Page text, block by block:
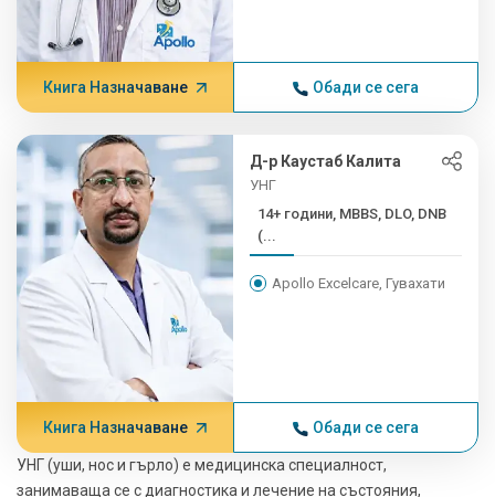
Книга Назначаване Обади се сега
Д-р Каустаб Калита
УНГ
14+ години, MBBS, DLO, DNB
(...
Apollo Excelcare, Гувахати
Книга Назначаване Обади се сега
УНГ (уши, нос и гърло) е медицинска специалност,
занимаваща се с диагностика и лечение на състояния,